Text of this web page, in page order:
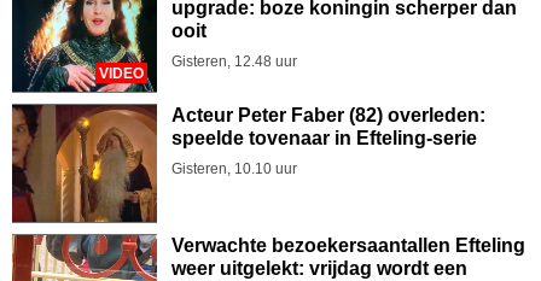
VIDEO
upgrade: boze koningin scherper dan
ooit
Gisteren, 12.48 uur
Acteur Peter Faber (82) overleden:
speelde tovenaar in Efteling-serie
Gisteren, 10.10 uur
Verwachte bezoekersaantallen Efteling
weer uitgelekt: vrijdag wordt een